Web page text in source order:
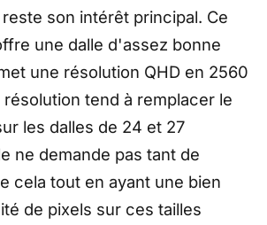
son intérêt principal. Ce
une dalle d'assez bonne
une résolution QHD en 2560
tend à remplacer le
les dalles de 24 et 27
ne demande pas tant de
cela tout en ayant une bien
de pixels sur ces tailles